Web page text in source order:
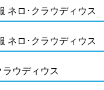
ネロ･クラウディウス
ネロ･クラウディウス
ラウディウス